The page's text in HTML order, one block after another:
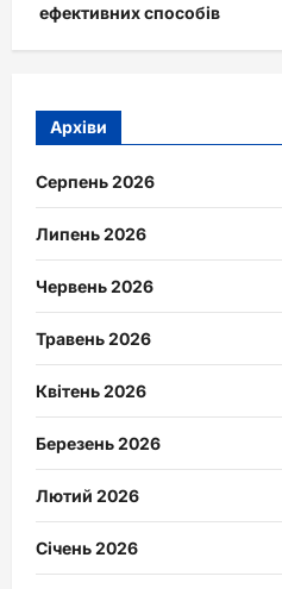
ефективних способів
Архіви
Серпень 2026
Липень 2026
Червень 2026
Травень 2026
Квітень 2026
Березень 2026
Лютий 2026
Січень 2026